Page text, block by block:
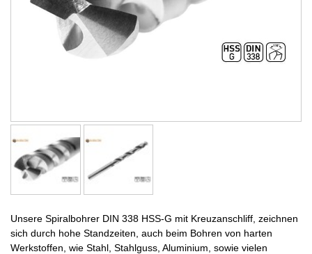
Unsere Spiralbohrer DIN 338 HSS-G mit Kreuzanschliff, zeichnen
sich durch hohe Standzeiten, auch beim Bohren von harten
Werkstoffen, wie Stahl, Stahlguss, Aluminium, sowie vielen